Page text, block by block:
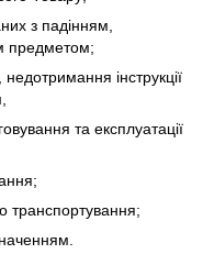
з падінням,
предметом;
інструкції
та експлуатації
транспортування;